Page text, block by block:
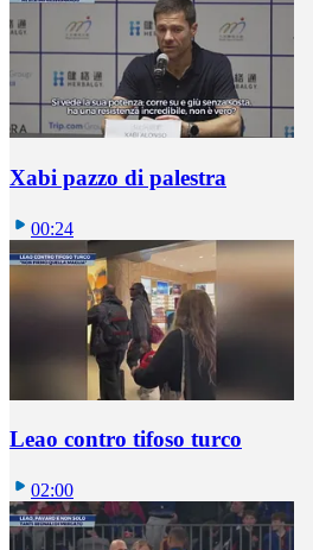
Xabi pazzo di palestra
00:24
Leao contro tifoso turco
02:00